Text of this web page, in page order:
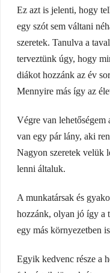
Ez azt is jelenti, hogy
egy szót sem váltani
szeretek. Tanulva a
terveztünk úgy, hogy
diákot hozzánk az év
Mennyire más így az
Végre van lehetőségem
van egy pár lány, aki
Nagyon szeretek velük
lenni általuk.
A munkatársak és
hozzánk, olyan jó így a
egy más környezetben
Egyik kedvenc része a